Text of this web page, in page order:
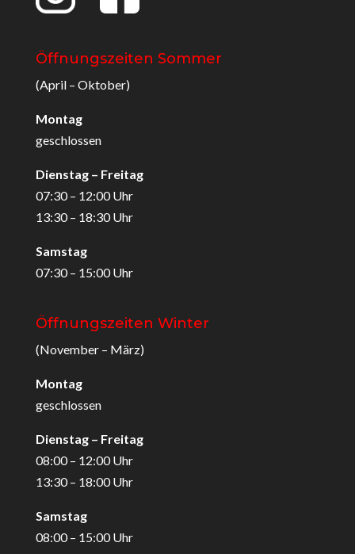
Öffnungszeiten Sommer
(April – Oktober)
Montag
geschlossen
Dienstag – Freitag
07:30 – 12:00 Uhr
13:30 – 18:30 Uhr
Samstag
07:30 – 15:00 Uhr
Öffnungszeiten Winter
(November – März)
Montag
geschlossen
Dienstag – Freitag
08:00 – 12:00 Uhr
13:30 – 18:00 Uhr
Samstag
08:00 – 15:00 Uhr